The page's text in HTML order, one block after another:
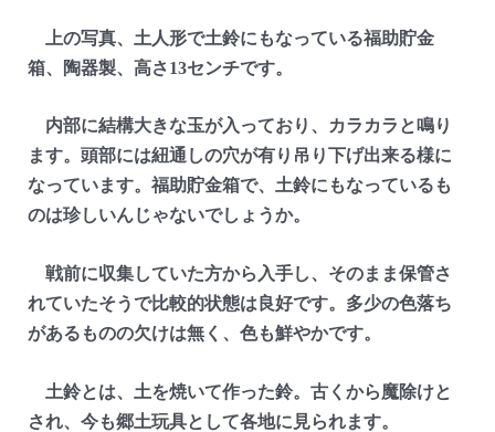
上の写真、土人形で土鈴にもなっている福助貯金
箱、陶器製、高さ13センチです。
内部に結構大きな玉が入っており、カラカラと鳴り
ます。頭部には紐通しの穴が有り吊り下げ出来る様に
なっています。福助貯金箱で、土鈴にもなっているも
のは珍しいんじゃないでしょうか。
戦前に収集していた方から入手し、そのまま保管さ
れていたそうで比較的状態は良好です。多少の色落ち
があるものの欠けは無く、色も鮮やかです。
土鈴とは、土を焼いて作った鈴。古くから魔除けと
され、今も郷土玩具として各地に見られます。